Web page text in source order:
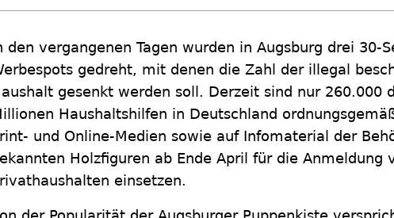
den vergangenen Tagen wurden in Augsburg drei 30-
gedreht, mit denen die Zahl der illegal
gesenkt werden soll. Derzeit sind nur 260.000
Haushaltshilfen in Deutschland
und Online-Medien sowie auf Infomaterial der
Holzfiguren ab Ende April für die Anmeldung
einsetzen.